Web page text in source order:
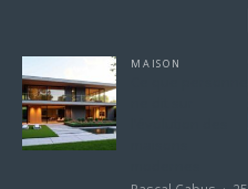
MAISON